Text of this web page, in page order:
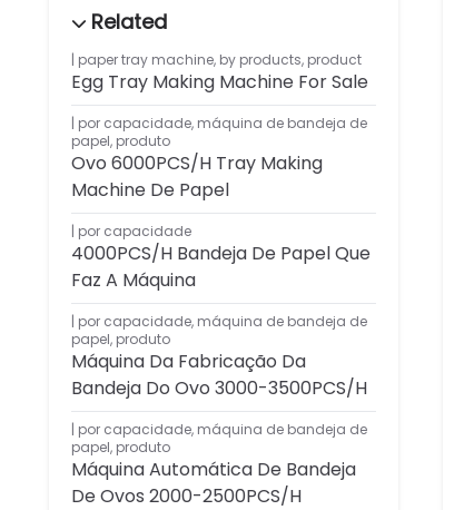
paper tray machine, by products, product
Egg Tray Making Machine For Sale
por capacidade, máquina de bandeja de
papel, produto
Ovo 6000PCS/H Tray Making
Machine De Papel
por capacidade
4000PCS/H Bandeja De Papel Que
Faz A Máquina
por capacidade, máquina de bandeja de
papel, produto
Máquina Da Fabricação Da
Bandeja Do Ovo 3000-3500PCS/H
por capacidade, máquina de bandeja de
papel, produto
Máquina Automática De Bandeja
De Ovos 2000-2500PCS/H